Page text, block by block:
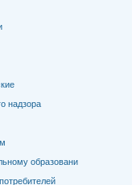
надзора
образовани